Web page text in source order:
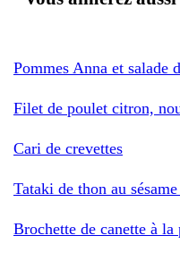
Pommes Anna et salade
Filet de poulet citron,
Cari de crevettes
Tataki de thon au
Brochette de canette à la